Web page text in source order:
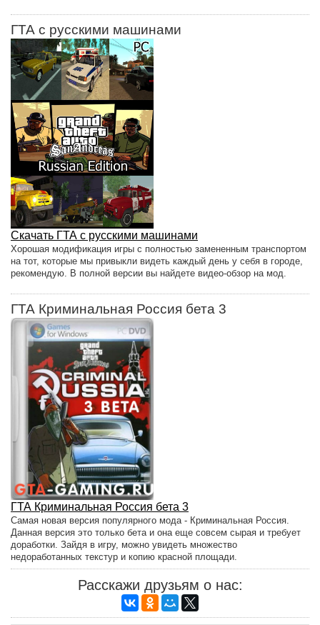
ГТА с русскими машинами
Скачать ГТА с русскими машинами
Хорошая модификация игры с полностью замененным транспортом
на тот, которые мы привыкли видеть каждый день у себя в городе,
рекомендую. В полной версии вы найдете видео-обзор на мод.
ГТА Криминальная Россия бета 3
ГТА Криминальная Россия бета 3
Самая новая версия популярного мода - Криминальная Россия.
Данная версия это только бета и она еще совсем сырая и требует
доработки. Зайдя в игру, можно увидеть множество
недоработанных текстур и копию красной площади.
Расскажи друзьям о нас: